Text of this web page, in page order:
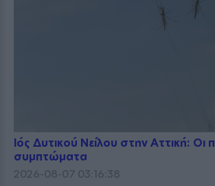
Ιός Δυτικού Νείλου στην Αττική: Οι
συμπτώματα
2026-08-07 03:16:38